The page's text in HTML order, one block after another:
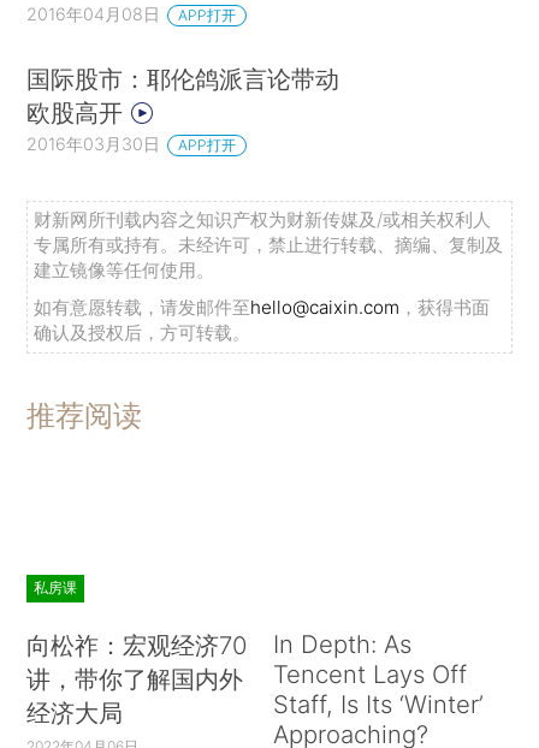
2016年04月08日 APP打开
国际股市：耶伦鸽派言论带动
欧股高开
2016年03月30日 APP打开
财新网所刊载内容之知识产权为财新传媒及/或相关权利人
专属所有或持有。未经许可，禁止进行转载、摘编、复制及
建立镜像等任何使用。
如有意愿转载，请发邮件至hello@caixin.com ，获得书面
确认及授权后，方可转载。
推荐阅读
私房课
向松祚：宏观经济70
讲，带你了解国内外
经济大局
In Depth: As
Tencent Lays Off
Staff, Is Its ‘Winter’
Approaching?